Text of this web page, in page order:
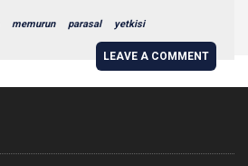
memurun parasal yetkisi
LEAVE A COMMENT